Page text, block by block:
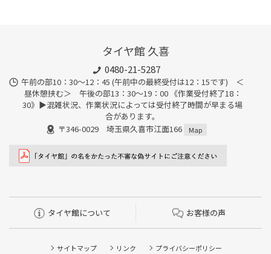
タイヤ館 久喜
0480-21-5287
午前の部10：30～12：45 (午前中の最終受付は12：15です) ＜
昼休憩挟む＞ 午後の部13：30～19：00 《作業受付終了18：
30》▶︎混雑状況、作業状況によっては受付終了時間が早まる場
合があります。
〒346-0029 埼玉県久喜市江面166
Map
タイヤ館について お客様の声
サイトマップ リンク プライバシーポリシー